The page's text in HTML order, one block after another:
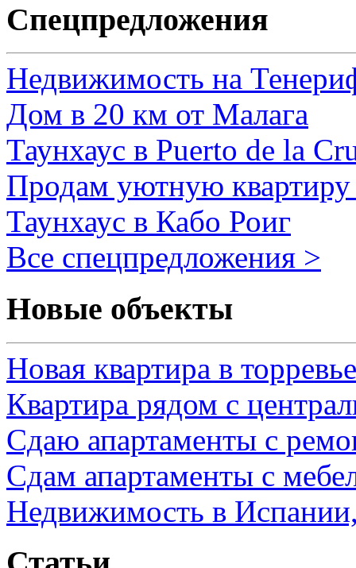
Спецпредложения
Недвижимость на
Дом в 20 км от Малага
Таунхаус в Puerto de la
Продам уютную
Таунхаус в Кабо Роиг
Все спецпредложения >
Новые объекты
Новая квартира в
Квартира рядом с
Сдаю апартаменты с
Сдам апартаменты с
Недвижимость в